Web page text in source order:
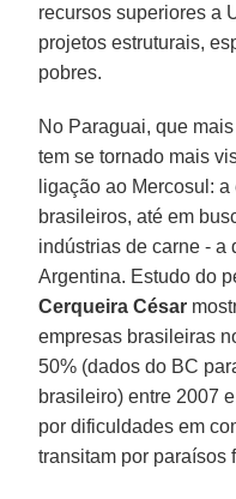
recursos superiores a
projetos estruturais,
pobres.
No Paraguai, que
tem se tornado mais
ligação ao Mercosul:
brasileiros, até em
indústrias de carne - a
Argentina. Estudo do
Cerqueira César
empresas brasileiras
50% (dados do BC
brasileiro) entre 2007
por dificuldades em
transitam por paraísos